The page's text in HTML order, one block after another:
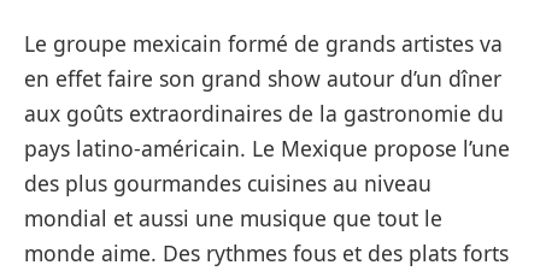
Le groupe mexicain formé de grands artistes va
en effet faire son grand show autour d’un dîner
aux goûts extraordinaires de la gastronomie du
pays latino-américain. Le Mexique propose l’une
des plus gourmandes cuisines au niveau
mondial et aussi une musique que tout le
monde aime. Des rythmes fous et des plats forts